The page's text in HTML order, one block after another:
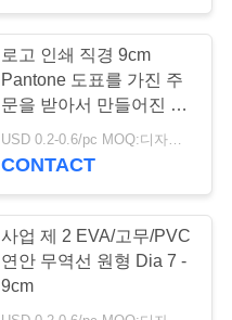
125
로고 인쇄 직경 9cm
Pantone 도표를 가진 주
문을 받아서 만들어진 연
약한 PVC 연안 무역선
CONTACT
사업 제 2 EVA/고무/PVC
연안 무역선 원형 Dia 7 -
9cm